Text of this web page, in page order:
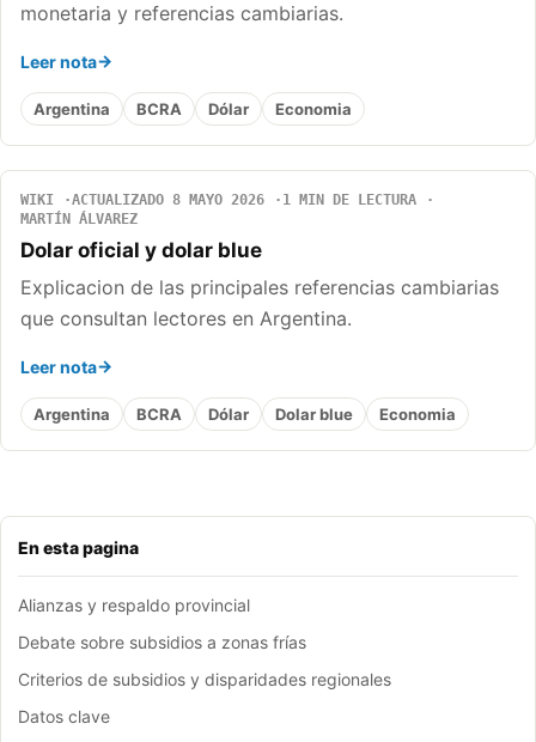
En esta pagina
Alianzas y respaldo provincial
Debate sobre subsidios a zonas frías
Criterios de subsidios y disparidades regionales
Datos clave
monetaria y referencias cambiarias.
Leer nota
Argentina BCRA Dólar Economia
WIKI ACTUALIZADO 8 MAYO 2026
1 MIN DE LECTURA
MARTÍN ÁLVAREZ
Dolar oficial y dolar blue
Explicacion de las principales referencias cambiarias
que consultan lectores en Argentina.
Leer nota
Argentina BCRA Dólar Dolar blue Economia